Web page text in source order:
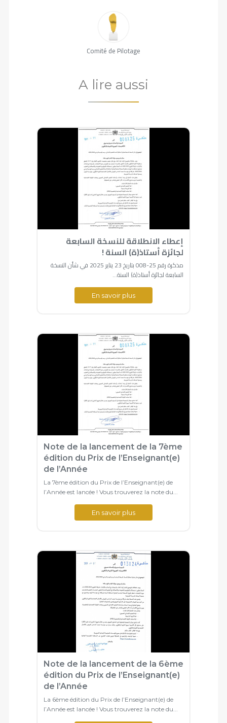
Comité de Pilotage
A lire aussi
إعطاء الانطلاقة للنسخة السابعة
لجائزة أستاذ(ة) السنة !
مذكرة رقم 25-008 بتاريخ 23 يناير 2025 في شأن النسخة
السابعة لجائزة أستاذ(ة) السنة...
En savoir plus
Note de la lancement de la 7ème
édition du Prix de l’Enseignant(e)
de l’Année
La 7ème édition du Prix de l’Enseignant(e) de
l’Année est lancée ! Vous trouverez la note du...
En savoir plus
Note de la lancement de la 6ème
édition du Prix de l’Enseignant(e)
de l’Année
La 6ème édition du Prix de l’Enseignant(e) de
l’Année est lancée ! Vous trouverez la note du...